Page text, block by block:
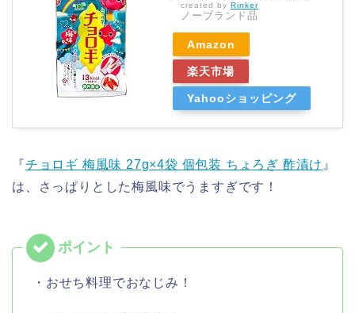
created by Rinker
ノーブランド品
Amazon
楽天市場
Yahooショッピング
『チョロギ 梅風味 27g×4袋 個包装 ちょろぎ 酢漬け 』
は、さっぱりとした梅風味でうますぎです！
・おせち料理でおなじみ！